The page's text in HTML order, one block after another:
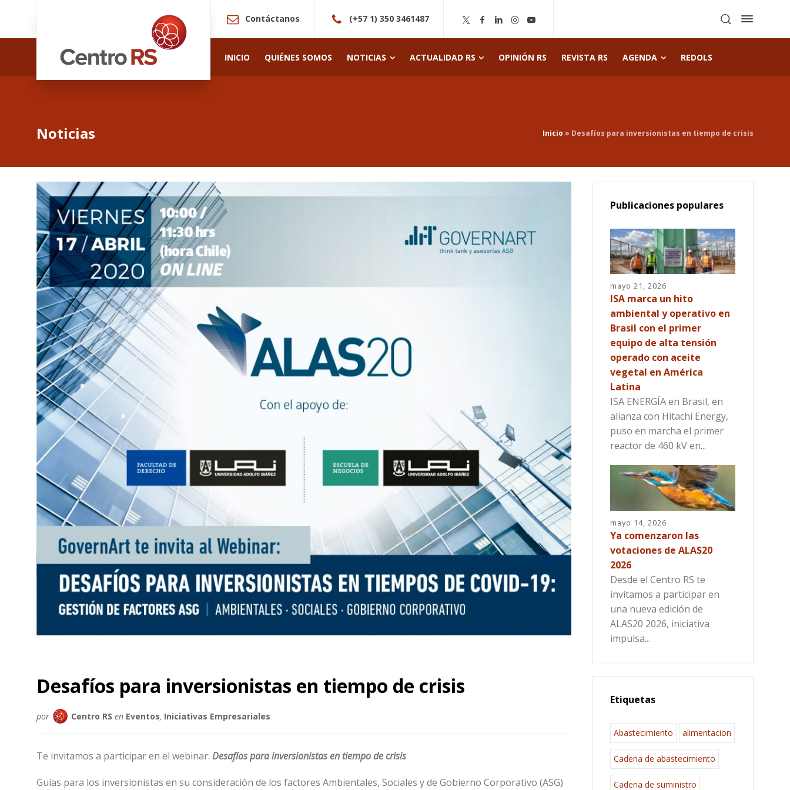
Contáctanos (+57 1) 350 3461487
INICIO QUIÉNES SOMOS NOTICIAS ACTUALIDAD RS OPINIÓN RS REVISTA RS AGENDA REDOLS
Noticias Inicio » Desafíos para inversionistas en tiempo de crisis
Desafíos para inversionistas en tiempo de crisis
por Centro RS en Eventos, Iniciativas Empresariales
Te invitamos a participar en el webinar: Desafíos para inversionistas en tiempo de crisis
Guías para los inversionistas en su consideración de los factores Ambientales, Sociales y de Gobierno Corporativo (ASG)
Publicaciones populares
mayo 21, 2026
ISA marca un hito
ambiental y operativo en
Brasil con el primer
equipo de alta tensión
operado con aceite
vegetal en América
Latina
ISA ENERGÍA en Brasil, en
alianza con Hitachi Energy,
puso en marcha el primer
reactor de 460 kV en...
mayo 14, 2026
Ya comenzaron las
votaciones de ALAS20
2026
Desde el Centro RS te
invitamos a participar en
una nueva edición de
ALAS20 2026, iniciativa
impulsa...
Etiquetas
Abastecimiento alimentacion
Cadena de abastecimiento
Cadena de suministro